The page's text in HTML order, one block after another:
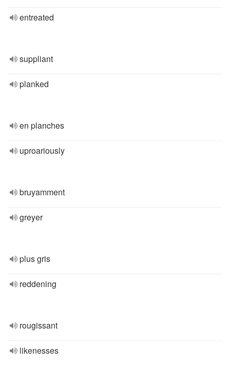
entreated
suppliant
planked
en planches
uproariously
bruyamment
greyer
plus gris
reddening
rougissant
likenesses